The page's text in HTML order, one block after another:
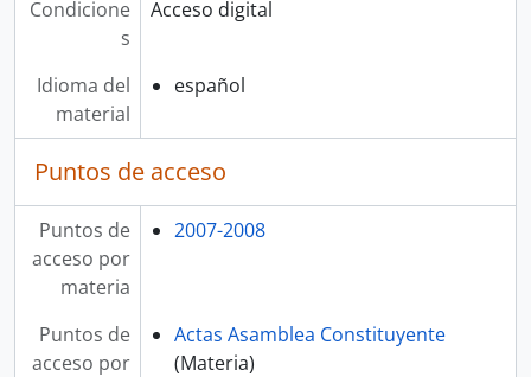
Condicione
s
Acceso digital
Idioma del
material
español
Puntos de acceso
Puntos de
acceso por
materia
2007-2008
Puntos de
acceso por
Actas Asamblea Constituyente
(Materia)